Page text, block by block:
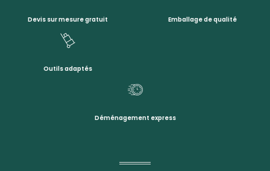
Devis sur mesure gratuit Emballage de qualité
Outils adaptés
Déménagement express